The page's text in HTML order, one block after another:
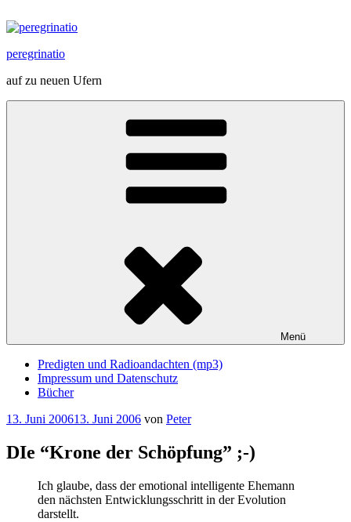
Inhalt
peregrinatio
auf zu neuen Ufern
Menü
Predigten und Radioandachten (mp3)
Impressum und Datenschutz
Bücher
Veröffentlicht
13. Juni 200613. Juni 2006 von Peter
DIe “Krone der Schöpfung” ;-)
Ich glaube, dass der emotional intelligente Ehemann
den nächsten Entwicklungsschritt in der Evolution
darstellt.